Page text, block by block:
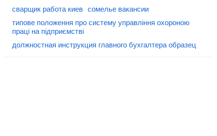
сварщик работа киев сомелье вакансии
типове положення про систему управління охороною
праці на підприємстві
должностная инструкция главного бухгалтера образец